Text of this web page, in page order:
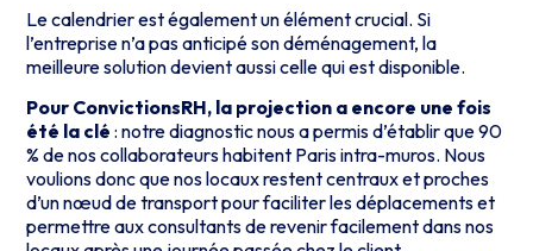
Le calendrier est également un élément crucial. Si
l’entreprise n’a pas anticipé son déménagement, la
meilleure solution devient aussi celle qui est disponible.
Pour ConvictionsRH, la projection a encore une fois
été la clé : notre diagnostic nous a permis d’établir que 90
% de nos collaborateurs habitent Paris intra-muros. Nous
voulions donc que nos locaux restent centraux et proches
d’un nœud de transport pour faciliter les déplacements et
permettre aux consultants de revenir facilement dans nos